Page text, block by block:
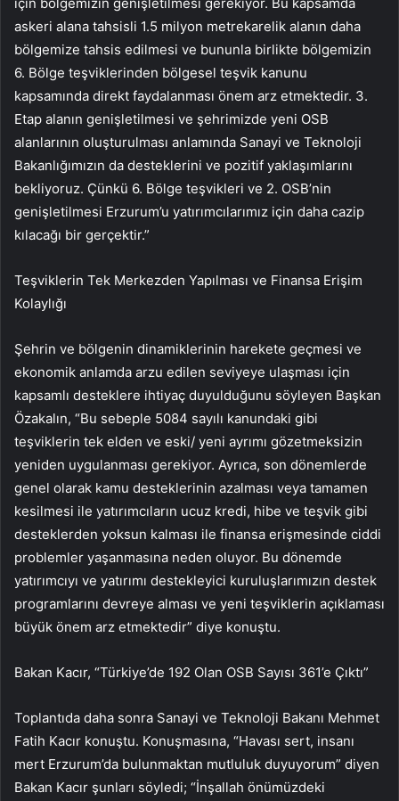
askeri alana tahsisli 1.5 milyon metrekarelik alanın daha
bölgemize tahsis edilmesi ve bununla birlikte bölgemizin
6. Bölge teşviklerinden bölgesel teşvik kanunu
kapsamında direkt faydalanması önem arz etmektedir. 3.
Etap alanın genişletilmesi ve şehrimizde yeni OSB
alanlarının oluşturulması anlamında Sanayi ve Teknoloji
Bakanlığımızın da desteklerini ve pozitif yaklaşımlarını
bekliyoruz. Çünkü 6. Bölge teşvikleri ve 2. OSB’nin
genişletilmesi Erzurum’u yatırımcılarımız için daha cazip
kılacağı bir gerçektir.”
Teşviklerin Tek Merkezden Yapılması ve Finansa Erişim
Kolaylığı
Şehrin ve bölgenin dinamiklerinin harekete geçmesi ve
ekonomik anlamda arzu edilen seviyeye ulaşması için
kapsamlı desteklere ihtiyaç duyulduğunu söyleyen Başkan
Özakalın, “Bu sebeple 5084 sayılı kanundaki gibi
teşviklerin tek elden ve eski/ yeni ayrımı gözetmeksizin
yeniden uygulanması gerekiyor. Ayrıca, son dönemlerde
genel olarak kamu desteklerinin azalması veya tamamen
kesilmesi ile yatırımcıların ucuz kredi, hibe ve teşvik gibi
desteklerden yoksun kalması ile finansa erişmesinde ciddi
problemler yaşanmasına neden oluyor. Bu dönemde
yatırımcıyı ve yatırımı destekleyici kuruluşlarımızın destek
programlarını devreye alması ve yeni teşviklerin açıklaması
büyük önem arz etmektedir” diye konuştu.
Bakan Kacır, “Türkiye’de 192 Olan OSB Sayısı 361’e Çıktı”
Toplantıda daha sonra Sanayi ve Teknoloji Bakanı Mehmet
Fatih Kacır konuştu. Konuşmasına, “Havası sert, insanı
mert Erzurum’da bulunmaktan mutluluk duyuyorum” diyen
Bakan Kacır şunları söyledi; “İnşallah önümüzdeki